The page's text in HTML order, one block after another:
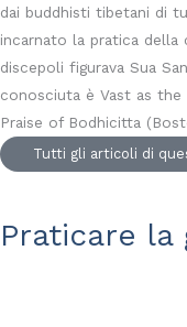
dai buddhisti tibetani di
incarnato la pratica della
discepoli figurava Sua
conosciuta è Vast as the
Praise of Bodhicitta
Tutti gli articoli di
Praticare la